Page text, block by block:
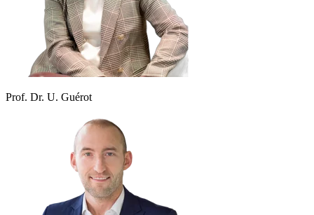
Prof. Dr. U. Guérot